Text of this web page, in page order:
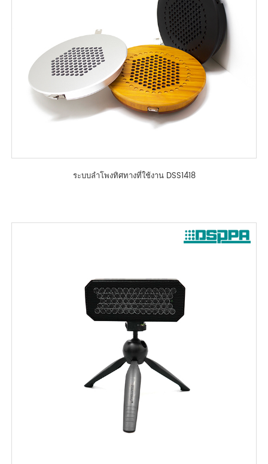
ระบบลำโพงทิศทางที่ใช้งาน DSS1418